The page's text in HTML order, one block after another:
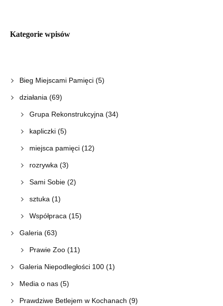
Kategorie wpisów
Bieg Miejscami Pamięci(5)
działania (69)
Grupa Rekonstrukcyjna (34)
kapliczki(5)
miejsca pamięci(12)
rozrywka (3)
Sami Sobie(2)
sztuka (1)
Współpraca (15)
Galeria (63)
Prawie Zoo(11)
Galeria Niepodległości 100(1)
Media o nas(5)
Prawdziwe Betlejem w Kochanach (9)